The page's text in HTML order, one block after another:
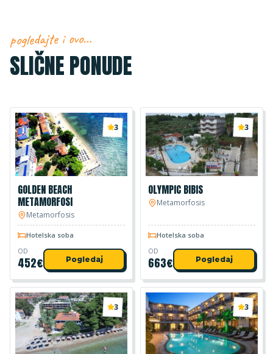
pogledajte i ovo…
SLIČNE PONUDE
3
GOLDEN BEACH
METAMORFOSI
Metamorfosis
Hotelska soba
OD
452€ Pogledaj
3
OLYMPIC BIBIS
Metamorfosis
Hotelska soba
OD
663€ Pogledaj
3 3